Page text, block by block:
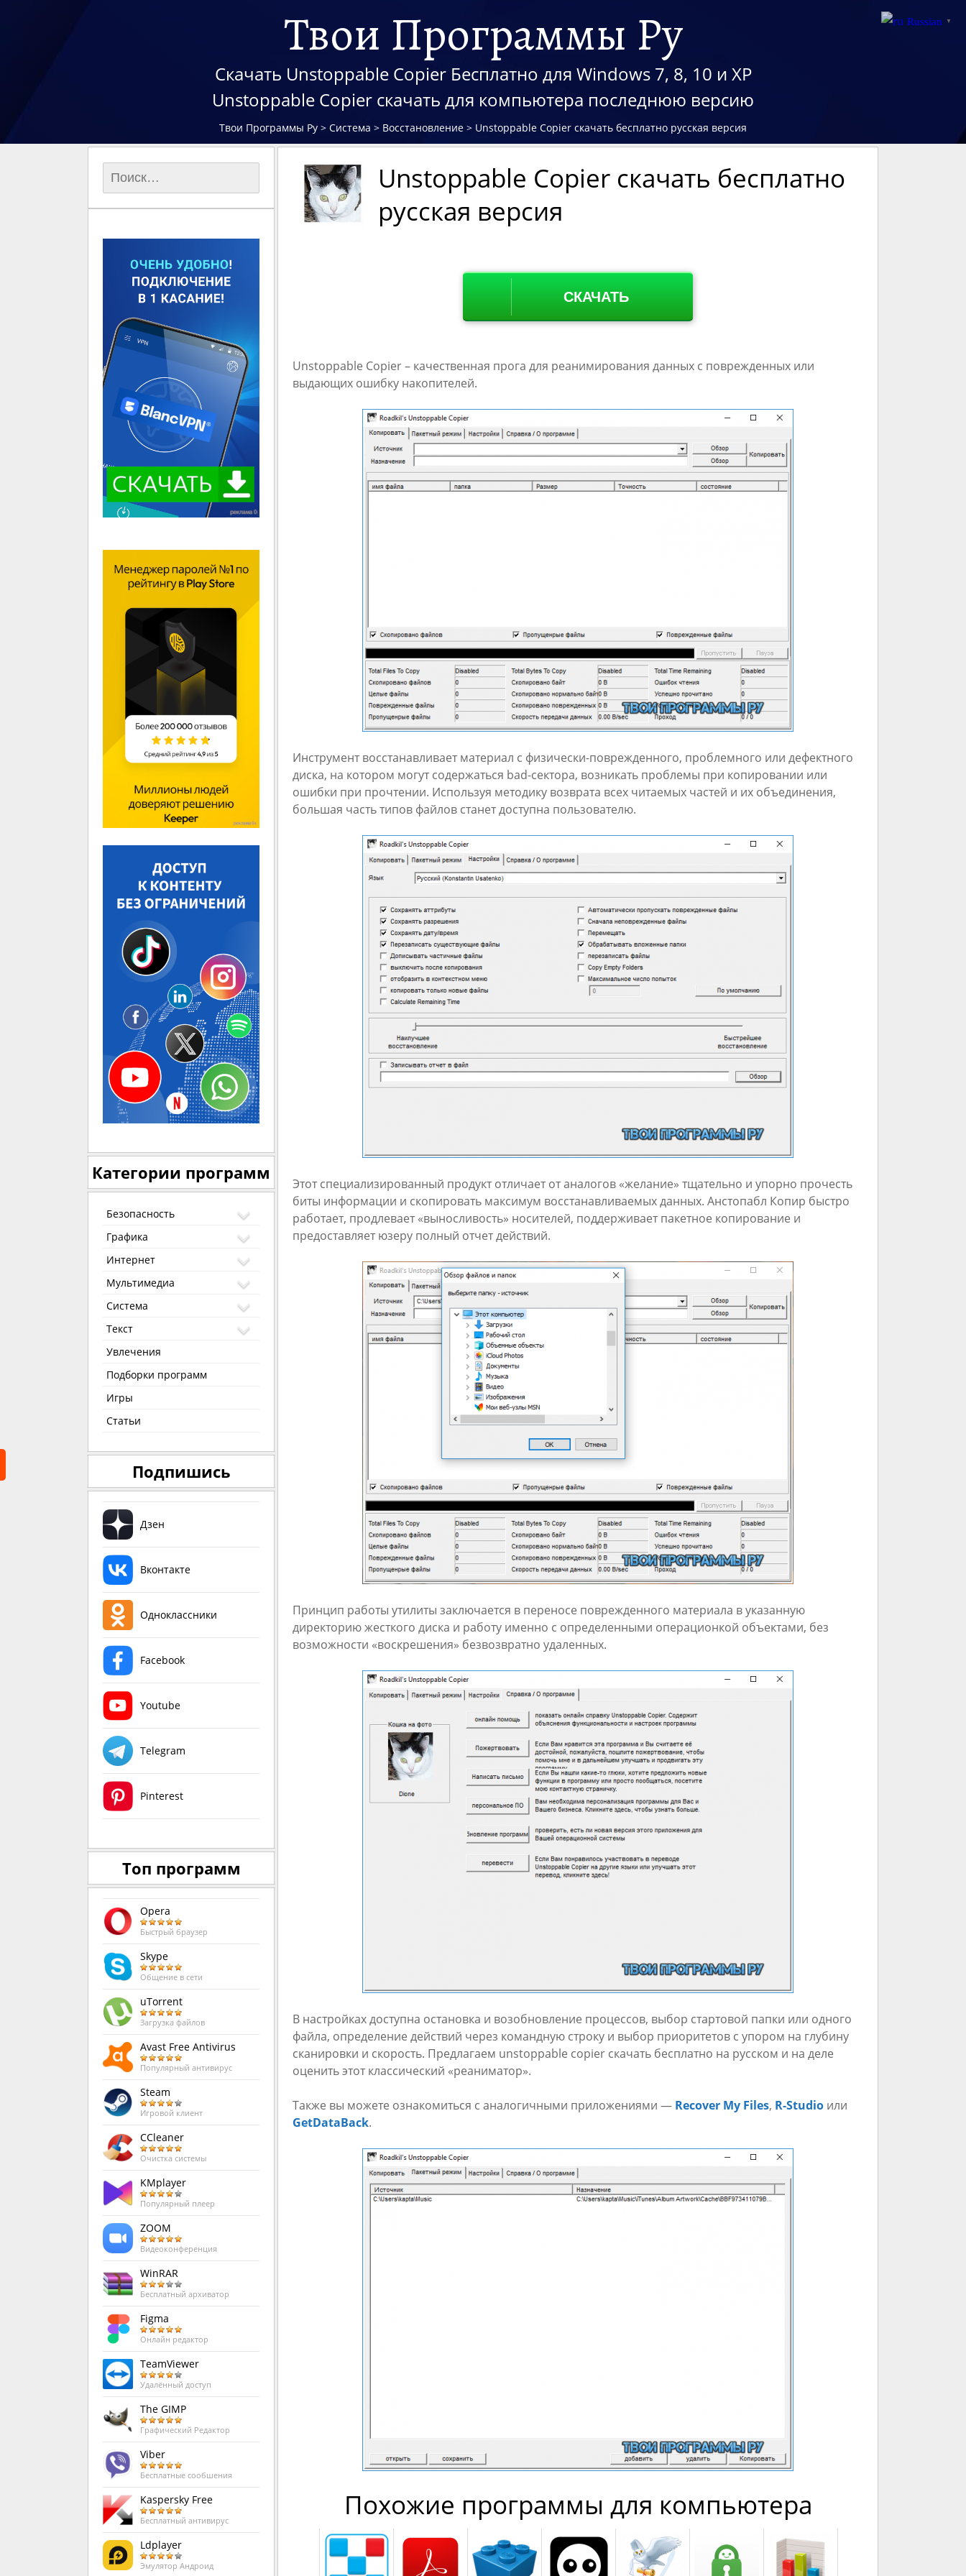
Твои Программы Ру
Скачать Unstoppable Copier Бесплатно для Windows 7, 8, 10 и XP
Unstoppable Copier скачать для компьютера последнюю версию
Твои Программы Ру > Система > Восстановление > Unstoppable Copier скачать бесплатно русская версия
Unstoppable Copier скачать бесплатно
русская версия
СКАЧАТЬ
Unstoppable Copier – качественная прога для реанимирования данных с поврежденных или
выдающих ошибку накопителей.
Инструмент восстанавливает материал с физически-поврежденного, проблемного или дефектного
диска, на котором могут содержаться bad-сектора, возникать проблемы при копировании или
ошибки при прочтении. Используя методику возврата всех читаемых частей и их объединения,
большая часть типов файлов станет доступна пользователю.
Этот специализированный продукт отличает от аналогов «желание» тщательно и упорно прочесть
биты информации и скопировать максимум восстанавливаемых данных. Анстопабл Копир быстро
работает, продлевает «выносливость» носителей, поддерживает пакетное копирование и
предоставляет юзеру полный отчет действий.
Принцип работы утилиты заключается в переносе поврежденного материала в указанную
директорию жесткого диска и работу именно с определенными операционкой объектами, без
возможности «воскрешения» безвозвратно удаленных.
В настройках доступна остановка и возобновление процессов, выбор стартовой папки или одного
файла, определение действий через командную строку и выбор приоритетов с упором на глубину
сканировки и скорость. Предлагаем unstoppable copier скачать бесплатно на русском и на деле
оценить этот классический «реаниматор».
Также вы можете ознакомиться с аналогичными приложениями — Recover My Files, R-Studio или
GetDataBack.
Похожие программы для компьютера
Категории программ
Безопасность
Графика
Интернет
Мультимедиа
Система
Текст
Увлечения
Подборки программ
Игры
Статьи
Подпишись
Дзен
Вконтакте
Одноклассники
Facebook
Youtube
Telegram
Pinterest
Топ программ
Opera
Быстрый браузер
Skype
Общение в сети
uTorrent
Загрузка файлов
Avast Free Antivirus
Популярный антивирус
Steam
Игровой клиент
CCleaner
Очистка системы
KMplayer
Популярный плеер
ZOOM
Видеоконференция
WinRAR
Бесплатный архиватор
Figma
Онлайн редактор
TeamViewer
Удалённый доступ
The GIMP
Графический Редактор
Viber
Бесплатные сообшения
Kaspersky Free
Бесплатный антивирус
Ldplayer
Эмулятор Андроид
Russian ▼